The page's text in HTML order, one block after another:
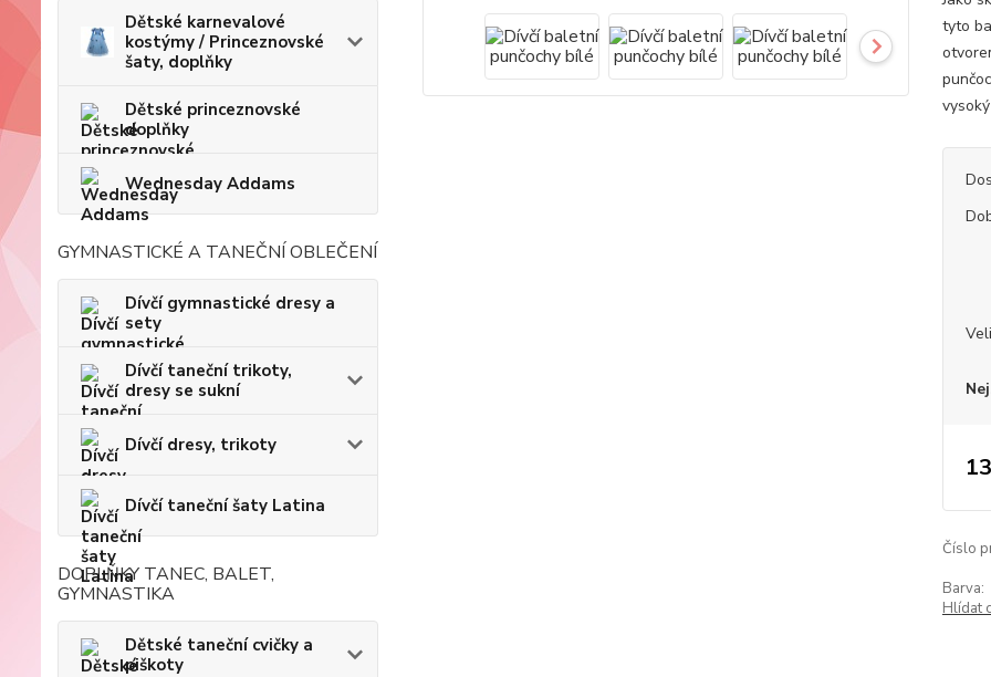
Dětské karnevalové
kostýmy / Princeznovské
šaty, doplňky
Dětské princeznovské
doplňky
Wednesday Addams
GYMNASTICKÉ A TANEČNÍ OBLEČENÍ
Dívčí gymnastické dresy a
sety
Dívčí taneční trikoty,
dresy se sukní
Dívčí dresy, trikoty
Dívčí taneční šaty Latina
DOPLŇKY TANEC, BALET,
GYMNASTIKA
Dětské taneční cvičky a
piškoty
tyto
Číslo
Barva:
Hlídat